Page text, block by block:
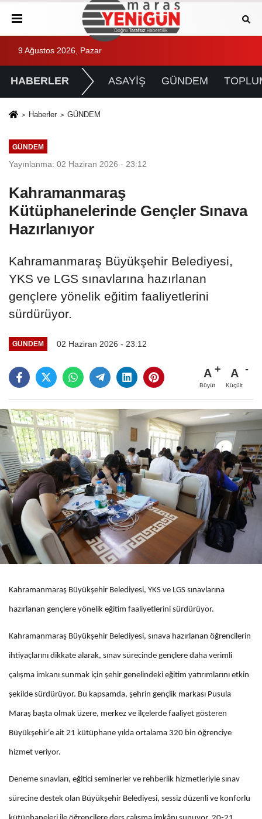
9 Ağustos 2026, Pazar
HABERLER ASAYİŞ GÜNDEM
Haberler GÜNDEM
GÜNDEM
Yayınlanma: 02 Haziran 2026 - 23:12
Kahramanmaraş
Kütüphanelerinde Gençler Sınava
Hazırlanıyor
Kahramanmaraş Büyükşehir Belediyesi,
YKS ve LGS sınavlarına hazırlanan
gençlere yönelik eğitim faaliyetlerini
sürdürüyor.
GÜNDEM 02 Haziran 2026 - 23:12
A
Büyüt
A
Küçült
Kahramanmaraş Büyükşehir Belediyesi, YKS ve LGS sınavlarına
hazırlanan gençlere yönelik eğitim faaliyetlerini sürdürüyor.
Kahramanmaraş Büyükşehir Belediyesi, sınava hazırlanan öğrencilerin
ihtiyaçlarını dikkate alarak, sınav sürecinde gençlere daha verimli
çalışma imkanı sunmak için şehir genelindeki eğitim yatırımlarını etkin
şekilde sürdürüyor. Bu kapsamda, şehrin gençlik markası Pusula
Maraş başta olmak üzere, merkez ve ilçelerde faaliyet gösteren
Büyükşehir'e ait 21 kütüphane yılda ortalama 320 bin öğrenciye
hizmet veriyor.
Deneme sınavları, eğitici seminerler ve rehberlik hizmetleriyle sınav
sürecine destek olan Büyükşehir Belediyesi, sessiz düzenli ve konforlu